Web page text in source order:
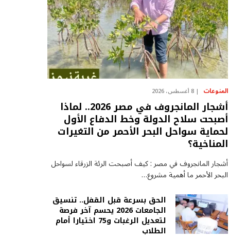
المنوعات 8 أغسطس، 2026
أشجار المانجروف في مصر 2026.. لماذا
أصبحت سلاح الدولة وخط الدفاع الأول
لحماية سواحل البحر الأحمر من التغيرات
المناخية؟
أشجار المانجروف في مصر : كيف أصبحت الرئة الزرقاء لسواحل
البحر الأحمر ما أهمية مشروع…
الحق بسرعة قبل القفل.. تنسيق
الجامعات 2026 يحسم آخر فرصة
لتعديل الرغبات و75 اختيارا أمام
الطلاب